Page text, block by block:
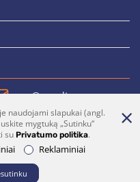
vrsa@vrsa.lt
Youtube
Parašykite mums
naudojami slapukai (angl.
mygtuką „Sutinku“
su Privatumo politika.
Reklaminiai